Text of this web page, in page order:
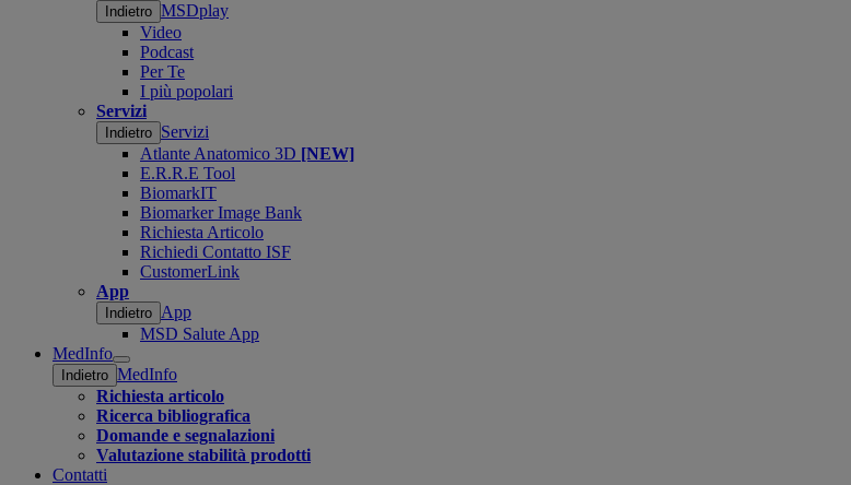
Indietro MSDplay
Video
Podcast
Per Te
I più popolari
Servizi
Indietro Servizi
Atlante Anatomico 3D [NEW]
E.R.R.E Tool
BiomarkIT
Biomarker Image Bank
Richiesta Articolo
Richiedi Contatto ISF
CustomerLink
App
Indietro App
MSD Salute App
MedInfo
Open
submenu
Indietro MedInfo
Richiesta articolo
Ricerca bibliografica
Domande e segnalazioni
Valutazione stabilità prodotti
Contatti